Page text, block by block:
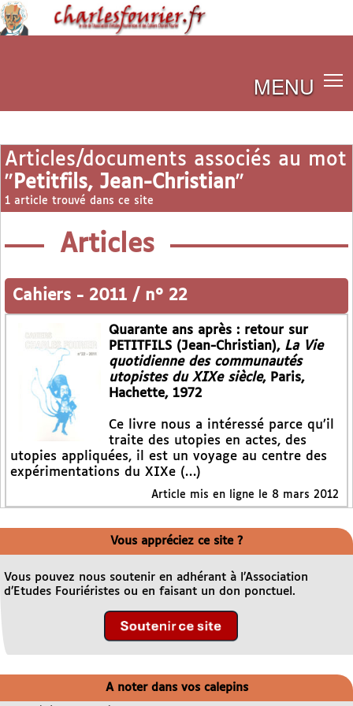
MENU
Articles/documents associés au mot
" Petitfils, Jean-Christian"
1 article trouvé dans ce site
Articles
Cahiers - 2011 / n° 22
Quarante ans après : retour sur
PETITFILS (Jean-Christian), La Vie
quotidienne des communautés
utopistes du XIXe siècle, Paris,
Hachette, 1972
Ce livre nous a intéressé parce qu’il
traite des utopies en actes, des
utopies appliquées, il est un voyage au centre des
expérimentations du XIXe (…)
Article mis en ligne le 8 mars 2012
Vous appréciez ce site ?
Vous pouvez nous soutenir en adhérant à l’Association
d’Etudes Fouriéristes ou en faisant un don ponctuel.
A noter dans vos calepins